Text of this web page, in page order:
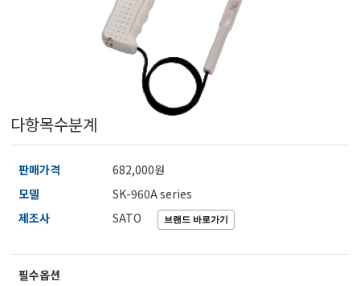
기공기질/미세먼지/가스/소음/진동측정기
속풍량계/온도계/온습도계/기압계
도/농도/염도/당산도/굴절계/편광계/커피농도계
자저울/점도계/핀홀탐지기
다항목수분계
판매가격
682,000원
모델
SK-960A series
제조사
SATO
필수옵션